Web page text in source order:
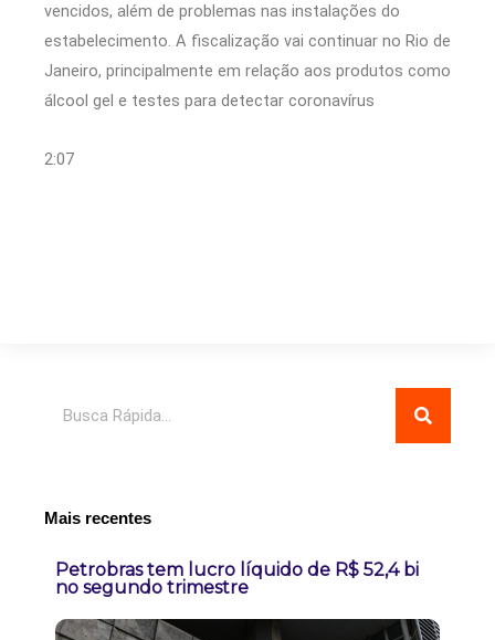
vencidos, além de problemas nas instalações do
estabelecimento. A fiscalização vai continuar no Rio de
Janeiro, principalmente em relação aos produtos como
álcool gel e testes para detectar coronavírus
2:07
Mais recentes
Petrobras tem lucro líquido de R$ 52,4 bi
no segundo trimestre